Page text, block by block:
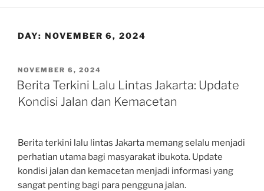
DAY: NOVEMBER 6, 2024
POSTED
ON
NOVEMBER 6, 2024
Berita Terkini Lalu Lintas Jakarta: Update
Kondisi Jalan dan Kemacetan
Berita terkini lalu lintas Jakarta memang selalu menjadi
perhatian utama bagi masyarakat ibukota. Update
kondisi jalan dan kemacetan menjadi informasi yang
sangat penting bagi para pengguna jalan.